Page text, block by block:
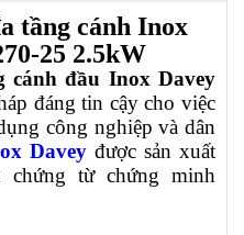
tầng cánh Inox
25 2.5kW
cánh đầu Inox Davey
đáng tin cậy cho việc
công nghiệp và dân
Daveyđược sản xuất
chứng từ chứng minh